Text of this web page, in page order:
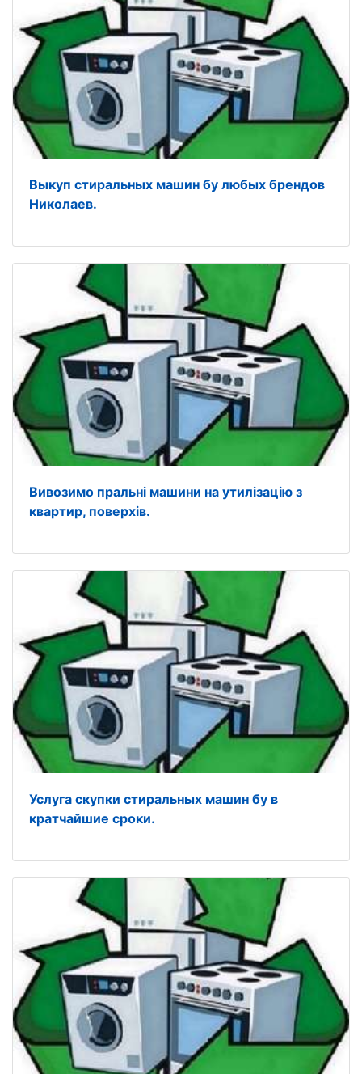
Выкуп стиральных машин бу любых брендов
Николаев.
Вивозимо пральні машини на утилізацію з
квартир, поверхів.
Услуга скупки стиральных машин бу в
кратчайшие сроки.